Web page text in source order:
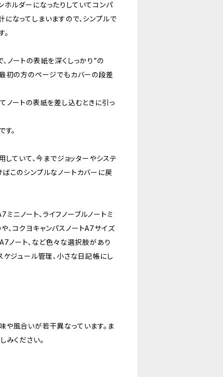
ルダーになったりしていてコンパ
なってしまいますので、シンプルで
ノートの表紙を深くしっかり”の
初の方のページでもカバーの段差
ノートの表紙を差し込むときに引っ
。
ていて、今までジョッターやシステ
このシンプルなノートカバーに戻
ニノート、ライフノーブルノートミ
コクヨキャンパスノートA7サイズ
ノート、など色々な選択肢があり
ケジュール管理、小さな日記帳にし
風合いが若干異なっています。ま
みください。